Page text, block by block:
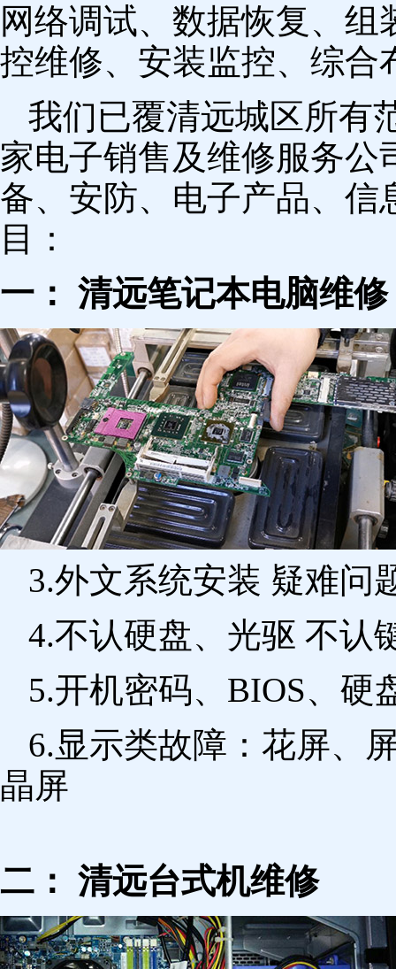
网络调试、数据恢复、
控维修、安装监控、综合
我们已覆清远城区所有
家电子销售及维修服务公
备、安防、电子产品、信
目：
一： 清远笔记本电脑维修
3.外文系统安装 疑难问
4.不认硬盘、光驱 不认
5.开机密码、BIOS、硬
6.显示类故障：花屏、
晶屏
二： 清远台式机维修